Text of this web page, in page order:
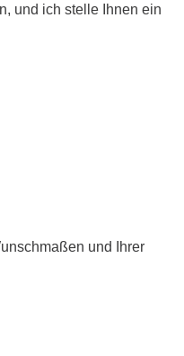
und ich stelle Ihnen ein
und Ihrer